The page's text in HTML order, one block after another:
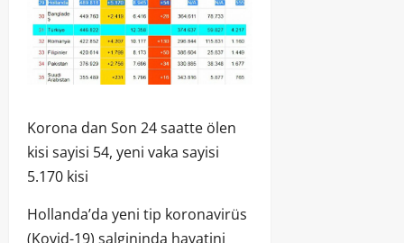
Korona dan Son 24 saatte ölen
kisi sayisi 54, yeni vaka sayisi
5.170 kisi
Hollanda’da yeni tip koronavirüs
(Kovid-19) salgininda hayatini